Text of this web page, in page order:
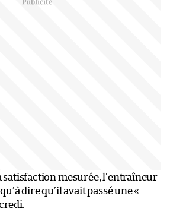
satisfaction mesurée, l’entraîneur
dire qu’il avait passé une «